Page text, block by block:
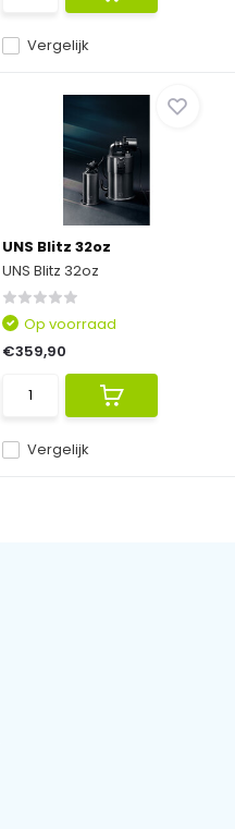
Vergelijk
UNS Blitz 32oz
UNS Blitz 32oz
Vergelijk
Op voorraad
€359,90